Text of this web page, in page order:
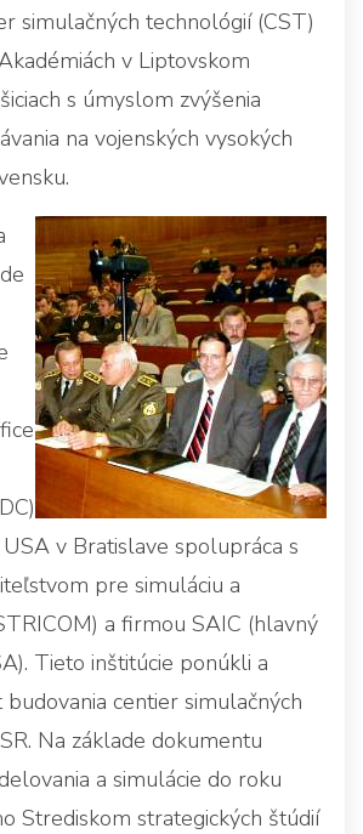
simulačných technológií (CST)
v Liptovskom
s úmyslom zvýšenia
na vojenských vysokých
v Bratislave spolupráca s
pre simuláciu a
a firmou SAIC (hlavný
Tieto inštitúcie ponúkli a
centier simulačných
Na základe dokumentu
a simulácie do roku
Strediskom strategických štúdií